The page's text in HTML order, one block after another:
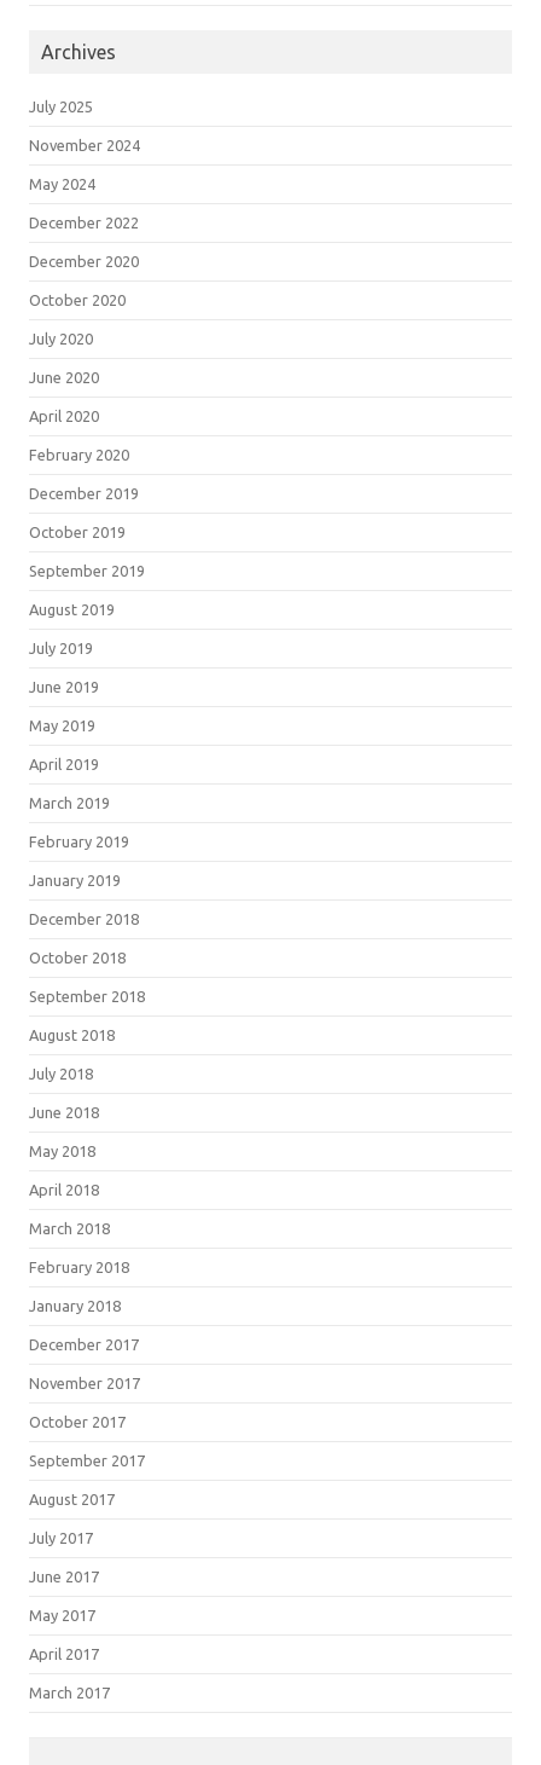
Archives
July 2025
November 2024
May 2024
December 2022
December 2020
October 2020
July 2020
June 2020
April 2020
February 2020
December 2019
October 2019
September 2019
August 2019
July 2019
June 2019
May 2019
April 2019
March 2019
February 2019
January 2019
December 2018
October 2018
September 2018
August 2018
July 2018
June 2018
May 2018
April 2018
March 2018
February 2018
January 2018
December 2017
November 2017
October 2017
September 2017
August 2017
July 2017
June 2017
May 2017
April 2017
March 2017